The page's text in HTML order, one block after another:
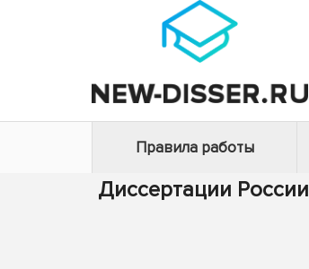
Правила работы
Диссертации России